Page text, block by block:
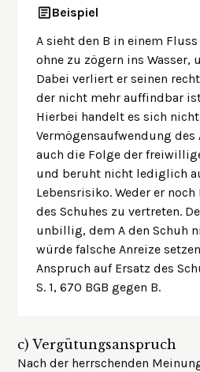
Beispiel
A sieht den B in einem
ohne zu zögern ins Wasser,
Dabei verliert er seinen
der nicht mehr auffindbar
Hierbei handelt es sich
Vermögensaufwendung des
auch die Folge der
und beruht nicht lediglich
Lebensrisiko. Weder er
des Schuhes zu vertreten.
unbillig, dem A den Schuh
würde falsche Anreize
Anspruch auf Ersatz des
S. 1, 670 BGB gegen B.
c) Vergütungsanspruch
Nach der herrschenden